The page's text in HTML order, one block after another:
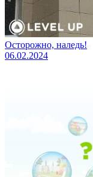
Осторожно, наледь!
06.02.2024